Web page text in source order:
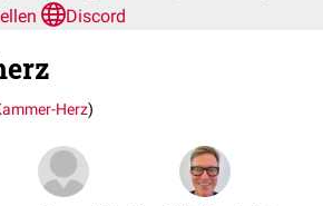
Discord
Herz)